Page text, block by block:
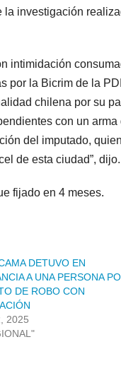
investigación
intimidación
por la Bicrim de la
chilena por su
con un
del imputado,
de esta ciudad”, dijo.
fijado en 4 meses.
DETUVO EN
A UNA PERSONA
DE ROBO CON
2025